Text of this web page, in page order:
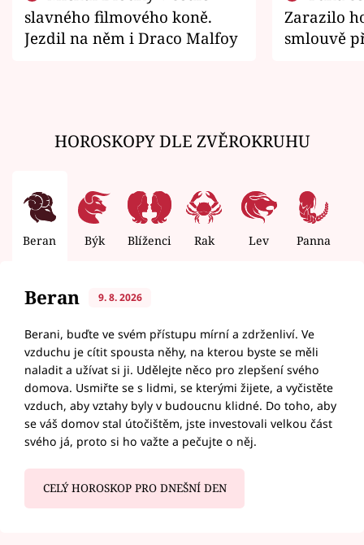
slavného filmového koně.
Jezdil na něm i Draco Malfoy
Zarazilo
smlouvě
HOROSKOPY DLE ZVĚROKRUHU
Beran Býk Blíženci Rak Lev Panna
Beran 9. 8. 2026
Berani, buďte ve svém přístupu mírní a zdrženliví. Ve
vzduchu je cítit spousta něhy, na kterou byste se měli
naladit a užívat si ji. Udělejte něco pro zlepšení svého
domova. Usmiřte se s lidmi, se kterými žijete, a vyčistěte
vzduch, aby vztahy byly v budoucnu klidné. Do toho, aby
se váš domov stal útočištěm, jste investovali velkou část
svého já, proto si ho važte a pečujte o něj.
CELÝ HOROSKOP PRO DNEŠNÍ DEN